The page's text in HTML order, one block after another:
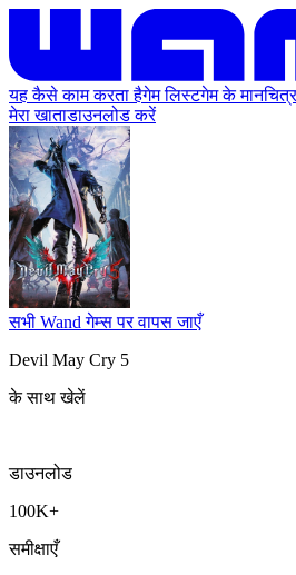
यह कैसे काम करता हैगेम लिस्टगेम के मानचित्र
मेरा खाताडाउनलोड करें
सभी Wand गेम्स पर वापस जाएँ
Devil May Cry 5
के साथ खेलें
डाउनलोड
100K+
समीक्षाएँ